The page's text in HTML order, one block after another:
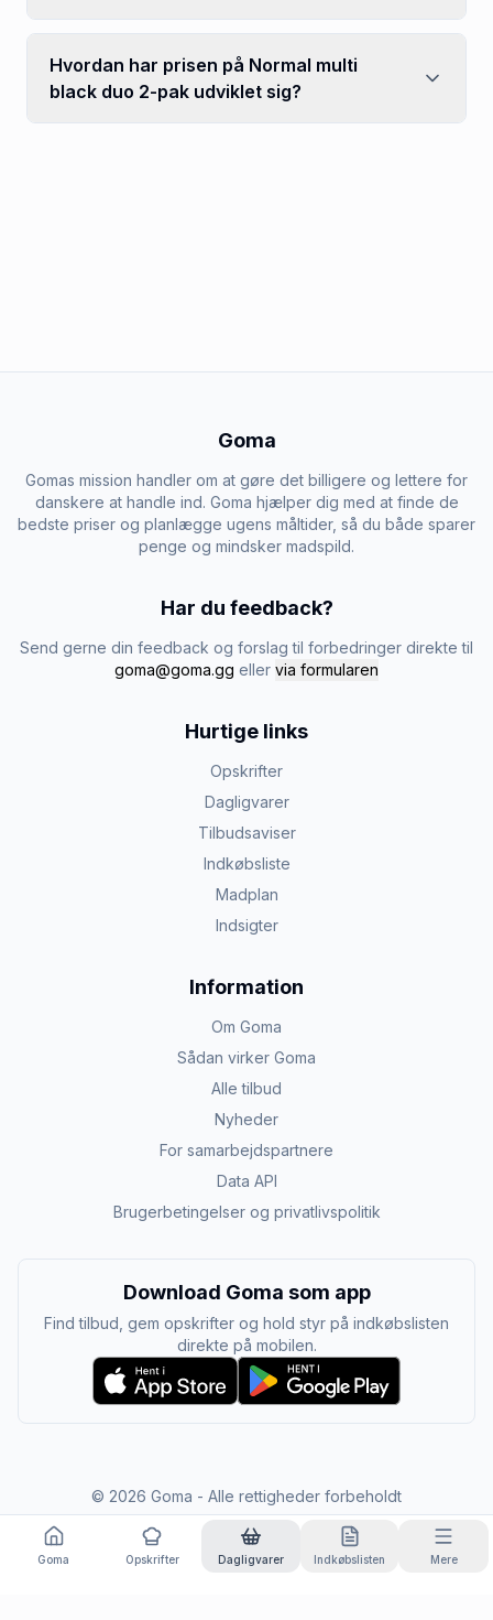
Hvordan har prisen på Normal multi
black duo 2-pak udviklet sig?
Goma
Gomas mission handler om at gøre det billigere og lettere for
danskere at handle ind. Goma hjælper dig med at finde de
bedste priser og planlægge ugens måltider, så du både sparer
penge og mindsker madspild.
Har du feedback?
Send gerne din feedback og forslag til forbedringer direkte til
goma@goma.gg eller via formularen
Hurtige links
Opskrifter
Dagligvarer
Tilbudsaviser
Indkøbsliste
Madplan
Indsigter
Information
Om Goma
Sådan virker Goma
Alle tilbud
Nyheder
For samarbejdspartnere
Data API
Brugerbetingelser og privatlivspolitik
Download Goma som app
Find tilbud, gem opskrifter og hold styr på indkøbslisten
direkte på mobilen.
© 2026 Goma - Alle rettigheder forbeholdt
Goma Opskrifter Dagligvarer Indkøbslisten Mere